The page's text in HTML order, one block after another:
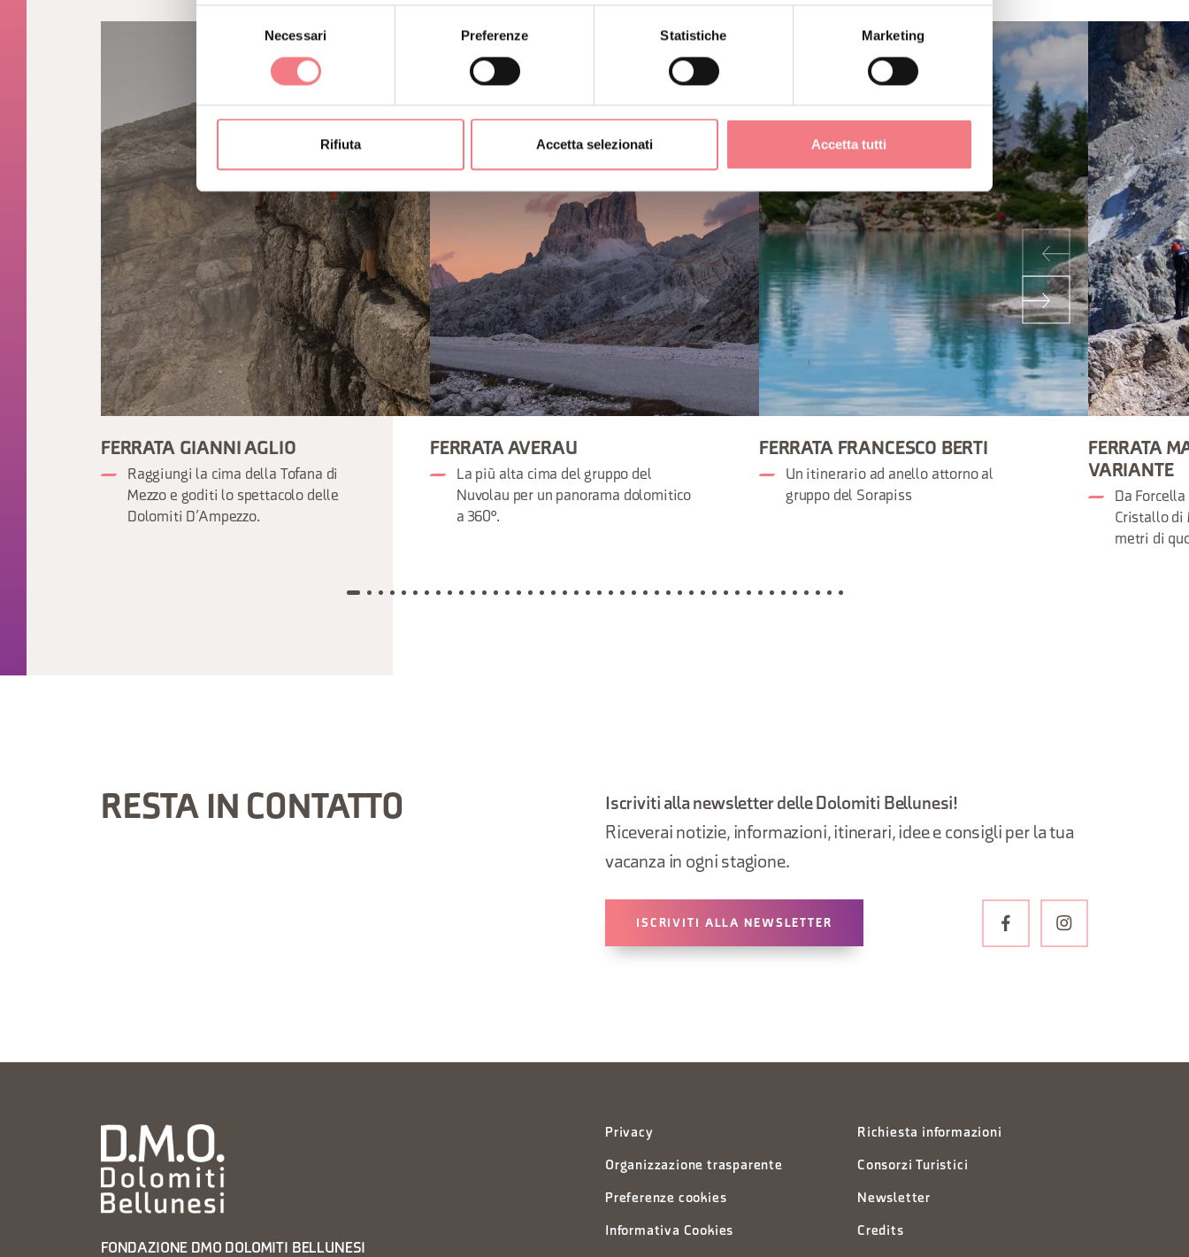
Necessari Preferenze Statistiche Marketing
Rifiuta Accetta selezionati Accetta tutti
FERRATA GIANNI AGLIO
Raggiungi la cima della Tofana di
Mezzo e goditi lo spettacolo delle
Dolomiti D’Ampezzo.
FERRATA AVERAU
La più alta cima del gruppo del
Nuvolau per un panorama dolomitico
a 360°.
FERRATA FRANCESCO BERTI
Un itinerario ad anello attorno al
gruppo del Sorapiss
FERRATA
VARIANTE
Da
Cristallo di
metri di
RESTA IN CONTATTO
Iscriviti alla newsletter delle Dolomiti Bellunesi!
Riceverai notizie, informazioni, itinerari, idee e consigli per la tua
vacanza in ogni stagione.
ISCRIVITI ALLA NEWSLETTER
FONDAZIONE DMO DOLOMITI BELLUNESI
Privacy
Organizzazione trasparente
Preferenze cookies
Informativa Cookies
Richiesta informazioni
Consorzi Turistici
Newsletter
Credits